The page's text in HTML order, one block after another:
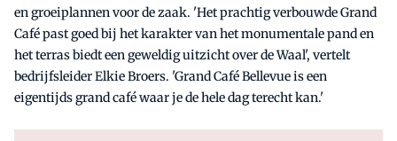
en groeiplannen voor de zaak. 'Het prachtig verbouwde Grand
Café past goed bij het karakter van het monumentale pand en
het terras biedt een geweldig uitzicht over de Waal', vertelt
bedrijfsleider Elkie Broers. 'Grand Café Bellevue is een
eigentijds grand café waar je de hele dag terecht kan.'